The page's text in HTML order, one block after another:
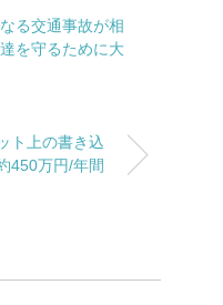
る交通事故が相
を守るために大
ト上の書き込
450万円/年間